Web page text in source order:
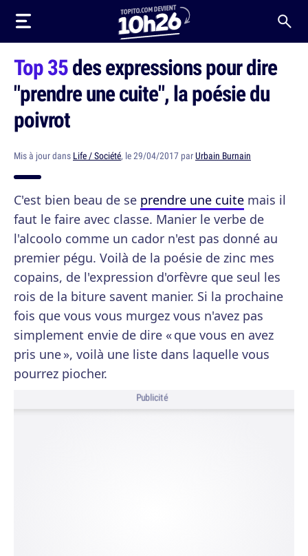
Top 35des expressions pour dire
"prendre une cuite", la poésie du
poivrot
Mis à jour dans Life / Société, le 29/04/2017 parUrbain Burnain
C'est bien beau de se prendre une cuite mais il
faut le faire avec classe. Manier le verbe de
l'alcoolo comme un cador n'est pas donné au
premier pégu. Voilà de la poésie de zinc mes
copains, de l'expression d'orfèvre que seul les
rois de la biture savent manier. Si la prochaine
fois que vous vous murgez vous n'avez pas
simplement envie de dire « que vous en avez
pris une », voilà une liste dans laquelle vous
pourrez piocher.
Publicité